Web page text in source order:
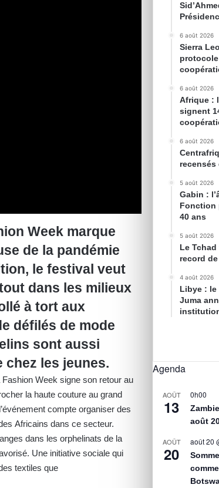
Week marque
de la pandémie
le festival veut
dans les milieux
à tort aux
défilés de mode
sont aussi
chez les jeunes.
Week signe son retour au
la haute couture au grand
compte organiser des
Africains dans ce secteur.
dans les orphelinats de la
Une initiative sociale qui
textiles que
6 août 2026
Sierra
6 août 2026
Afrique :
signent
6 août 2026
recensés
5 août 2026
Gabin :
Fonction
40 ans
5 août 2026
Le
record de
4 août 2026
Libye : le
Juma
Agenda
AOÛT
13
0h00
août
AOÛT
20
août 20